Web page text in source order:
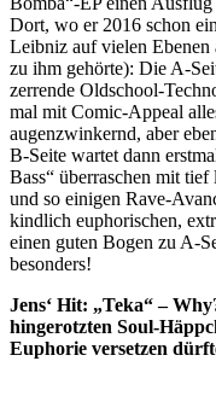
Dort, wo er 2016 schon
Leibniz auf vielen Ebenen
zu ihm gehörte): Die A-
zerrende Oldschool-
mal mit Comic-Appeal
augenzwinkernd, aber
B-Seite wartet dann
Bass“ überraschen mit
und so einigen Rave-
kindlich euphorischen,
einen guten Bogen zu A-
besonders!
Jens‘ Hit: „Teka“ –
hingerotzten Soul-
Euphorie versetzen